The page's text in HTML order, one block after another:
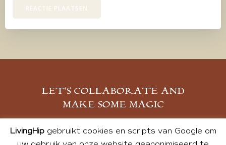
LET’S COLLABORATE AND
MAKE SOME MAGIC
MELD JE AAN
LivingHipgebruikt cookies en scripts van Google om